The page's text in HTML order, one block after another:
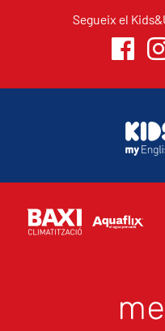
Segueix el